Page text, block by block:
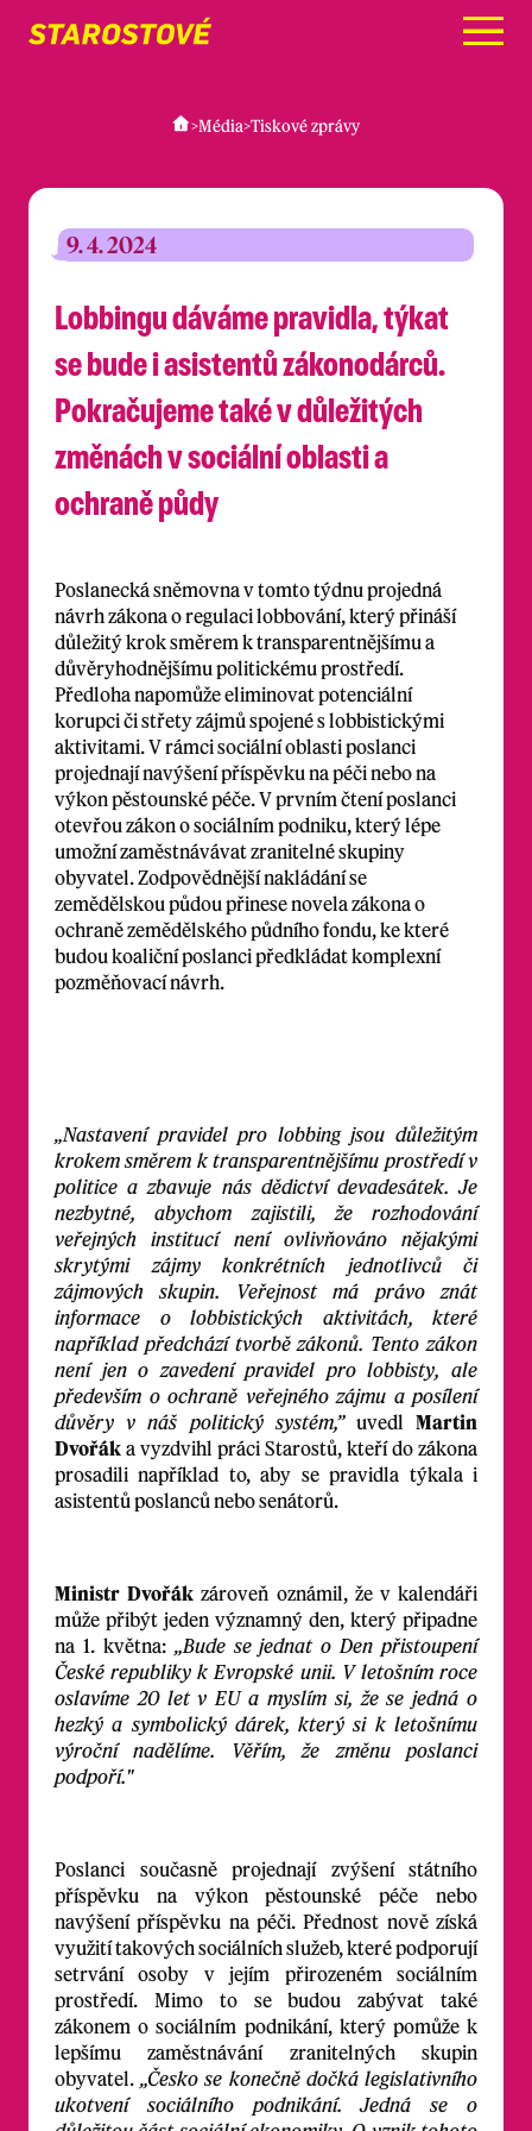
Menu
>Média>Tiskové zprávy
9. 4. 2024
Lobbingu dáváme pravidla, týkat
se bude i asistentů zákonodárců.
Pokračujeme také v důležitých
změnách v sociální oblasti a
ochraně půdy
Poslanecká sněmovna v tomto týdnu projedná
návrh zákona o regulaci lobbování, který přináší
důležitý krok směrem k transparentnějšímu a
důvěryhodnějšímu politickému prostředí.
Předloha napomůže eliminovat potenciální
korupci či střety zájmů spojené s lobbistickými
aktivitami. V rámci sociální oblasti poslanci
projednají navýšení příspěvku na péči nebo na
výkon pěstounské péče. V prvním čtení poslanci
otevřou zákon o sociálním podniku, který lépe
umožní zaměstnávávat zranitelné skupiny
obyvatel. Zodpovědnější nakládání se
zemědělskou půdou přinese novela zákona o
ochraně zemědělského půdního fondu, ke které
budou koaliční poslanci předkládat komplexní
pozměňovací návrh.
„Nastavení pravidel pro lobbing jsou důležitým
krokem směrem k transparentnějšímu prostředí v
politice a zbavuje nás dědictví devadesátek. Je
nezbytné, abychom zajistili, že rozhodování
veřejných institucí není ovlivňováno nějakými
skrytými zájmy konkrétních jednotlivců či
zájmových skupin. Veřejnost má právo znát
informace o lobbistických aktivitách, které
například předchází tvorbě zákonů. Tento zákon
není jen o zavedení pravidel pro lobbisty, ale
především o ochraně veřejného zájmu a posílení
důvěry v náš politický systém,”uvedlMartin
Dvořák a vyzdvihl práci Starostů, kteří do zákona
prosadili například to, aby se pravidla týkala i
asistentů poslanců nebo senátorů.
Ministr Dvořák zároveň oznámil, že v kalendáři
může přibýt jeden významný den, který připadne
na 1. května: „Bude se jednat o Den přistoupení
České republiky k Evropské unii. V letošním roce
oslavíme 20 let v EU a myslím si, že se jedná o
hezký a symbolický dárek, který si k letošnímu
výroční nadělíme. Věřím, že změnu poslanci
podpoří."
Poslanci současně projednají zvýšení státního
příspěvku na výkon pěstounské péče nebo
navýšení příspěvku na péči. Přednost nově získá
využití takových sociálních služeb, které podporují
setrvání osoby v jejím přirozeném sociálním
prostředí. Mimo to se budou zabývat také
zákonem o sociálním podnikání, který pomůže k
lepšímu zaměstnávání zranitelných skupin
obyvatel.„Česko se konečně dočká legislativního
ukotvení sociálního podnikání. Jedná se o